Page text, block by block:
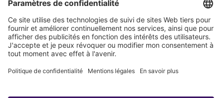
Contact direct
Tel:+33 3 88 65 76 00
Email:info@kessel.fr